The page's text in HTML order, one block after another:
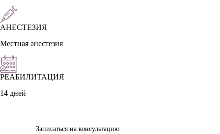
АНЕСТЕЗИЯ
Местная анестезия
РЕАБИЛИТАЦИЯ
14 дней
Записаться на консультацию